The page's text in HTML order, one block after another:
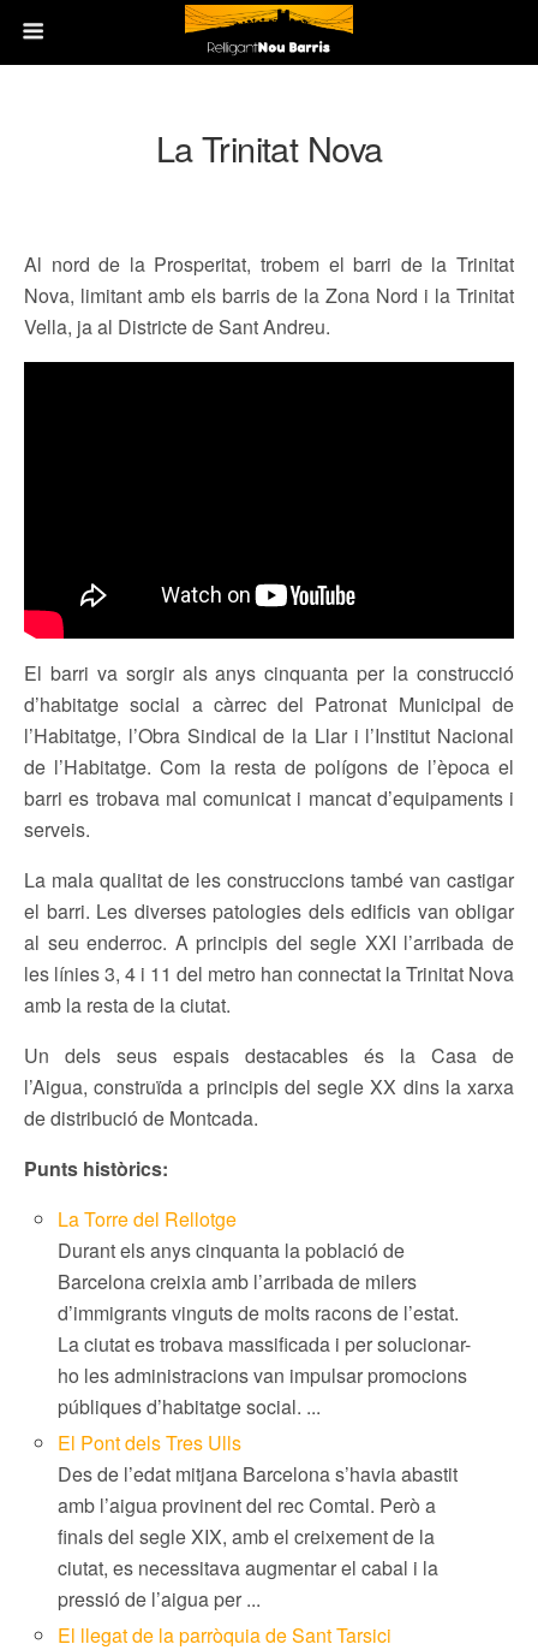
La Trinitat Nova
Al nord de la Prosperitat, trobem el barri de la Trinitat
Nova, limitant amb els barris de la Zona Nord i la Trinitat
Vella, ja al Districte de Sant Andreu.
El barri va sorgir als anys cinquanta per la construcció
d’habitatge social a càrrec del Patronat Municipal de
l’Habitatge, l’Obra Sindical de la Llar i l’Institut Nacional
de l’Habitatge. Com la resta de polígons de l’època el
barri es trobava mal comunicat i mancat d’equipaments i
serveis.
La mala qualitat de les construccions també van castigar
el barri. Les diverses patologies dels edificis van obligar
al seu enderroc. A principis del segle XXI l’arribada de
les línies 3, 4 i 11 del metro han connectat la Trinitat Nova
amb la resta de la ciutat.
Un dels seus espais destacables és la Casa de
l’Aigua, construïda a principis del segle XX dins la xarxa
de distribució de Montcada.
Punts històrics:
La Torre del Rellotge
Durant els anys cinquanta la població de
Barcelona creixia amb l’arribada de milers
d’immigrants vinguts de molts racons de l’estat.
La ciutat es trobava massificada i per solucionar-
ho les administracions van impulsar promocions
públiques d’habitatge social. ...
El Pont dels Tres Ulls
Des de l’edat mitjana Barcelona s’havia abastit
amb l’aigua provinent del rec Comtal. Però a
finals del segle XIX, amb el creixement de la
ciutat, es necessitava augmentar el cabal i la
pressió de l’aigua per ...
El llegat de la parròquia de Sant Tarsici